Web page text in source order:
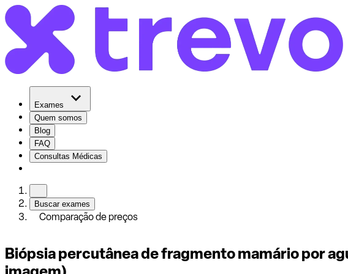
Exames
Quem somos
Blog
FAQ
Consultas Médicas
Buscar exames
Comparação de preços
Biópsia percutânea de fragmento mamário por